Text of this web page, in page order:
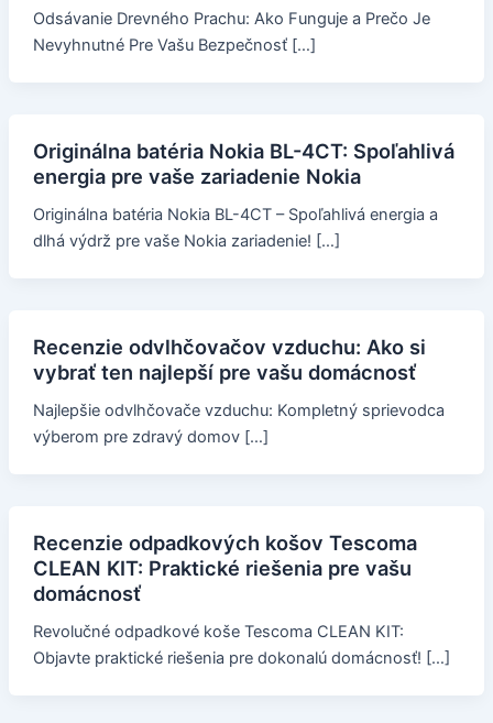
Odsávanie Drevného Prachu: Ako Funguje a Prečo Je
Nevyhnutné Pre Vašu Bezpečnosť […]
Originálna batéria Nokia BL-4CT: Spoľahlivá
energia pre vaše zariadenie Nokia
Originálna batéria Nokia BL-4CT – Spoľahlivá energia a
dlhá výdrž pre vaše Nokia zariadenie! […]
Recenzie odvlhčovačov vzduchu: Ako si
vybrať ten najlepší pre vašu domácnosť
Najlepšie odvlhčovače vzduchu: Kompletný sprievodca
výberom pre zdravý domov […]
Recenzie odpadkových košov Tescoma
CLEAN KIT: Praktické riešenia pre vašu
domácnosť
Revolučné odpadkové koše Tescoma CLEAN KIT:
Objavte praktické riešenia pre dokonalú domácnosť! […]